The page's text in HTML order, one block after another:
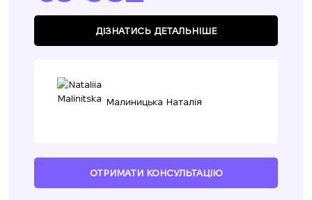
ДІЗНАТИСЬ ДЕТАЛЬНІШЕ
Малиницька Наталія
ОТРИМАТИ КОНСУЛЬТАЦІЮ